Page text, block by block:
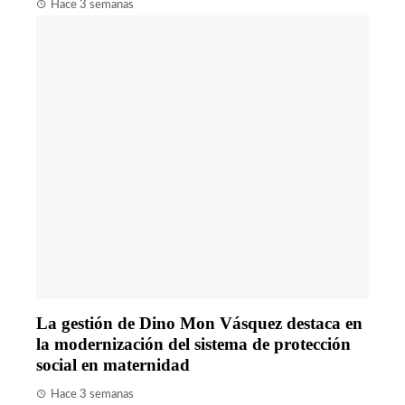
Hace 3 semanas
La gestión de Dino Mon Vásquez destaca en
la modernización del sistema de protección
social en maternidad
Hace 3 semanas